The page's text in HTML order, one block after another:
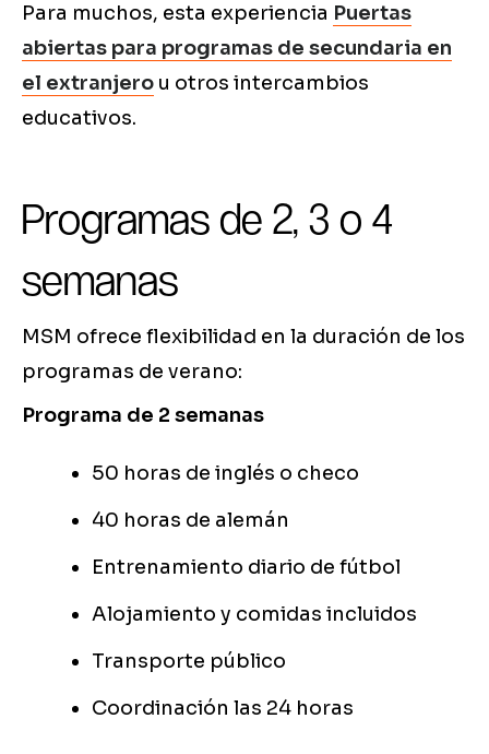
Para muchos, esta experiencia Puertas
abiertas para programas de secundaria en
el extranjero u otros intercambios
educativos.
Programas de 2, 3 o 4
semanas
MSM ofrece flexibilidad en la duración de los
programas de verano:
Programa de 2 semanas
50 horas de inglés o checo
40 horas de alemán
Entrenamiento diario de fútbol
Alojamiento y comidas incluidos
Transporte público
Coordinación las 24 horas